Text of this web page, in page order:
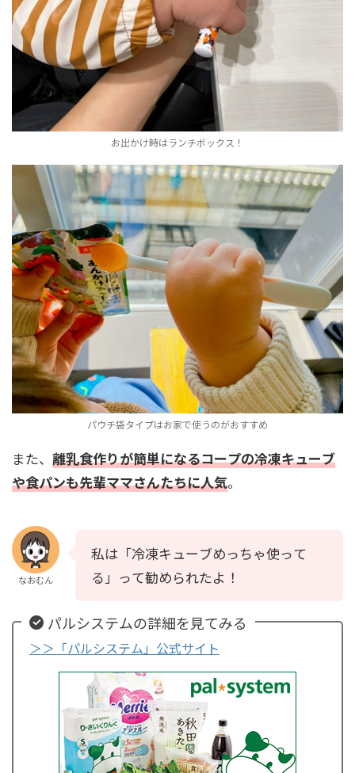
お出かけ時はランチボックス！
パウチ袋タイプはお家で使うのがおすすめ
また、 離乳食作りが簡単になるコープの冷凍キューブ
や食パンも先輩ママさんたちに人気。
なおむん
私は「冷凍キューブめっちゃ使って
る」って勧められたよ！
パルシステムの詳細を見てみる
＞＞「パルシステム」公式サイト